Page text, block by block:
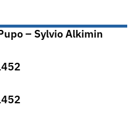
– Sylvio Alkimin